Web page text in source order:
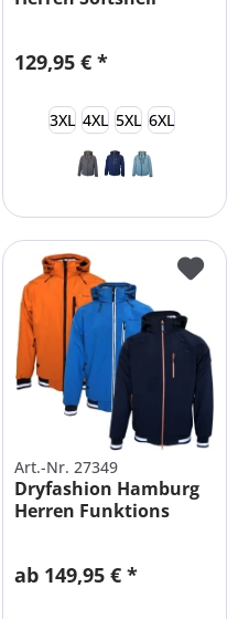
129,95 € *
3XL 4XL 5XL 6XL
Art.-Nr. 27349
Dryfashion Hamburg
Herren Funktions
ab 149,95 € *